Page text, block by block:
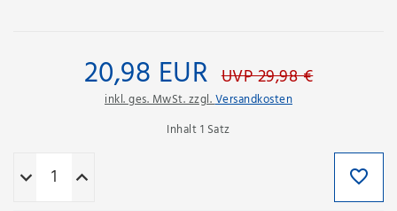
20,98 EUR UVP 29,98 €
inkl. ges. MwSt. zzgl.Versandkosten
Inhalt1 Satz